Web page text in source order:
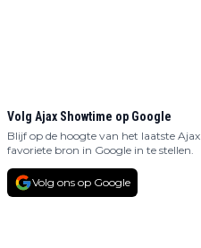
Volg Ajax Showtime op Google
Blijf op de hoogte van het laatste
favoriete bron in Google in te stellen.
Volg ons op Google